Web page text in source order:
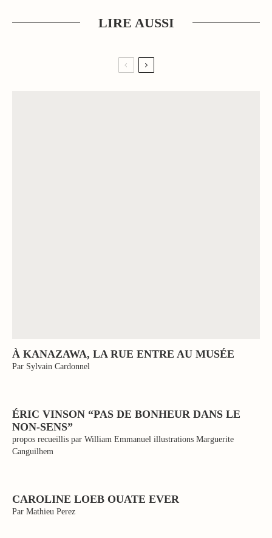
LIRE AUSSI
À KANAZAWA, LA RUE ENTRE AU MUSÉE
Par Sylvain Cardonnel
ÉRIC VINSON “PAS DE BONHEUR DANS LE
NON-SENS”
propos recueillis par William Emmanuel illustrations Marguerite
Canguilhem
CAROLINE LOEB OUATE EVER
Par Mathieu Perez